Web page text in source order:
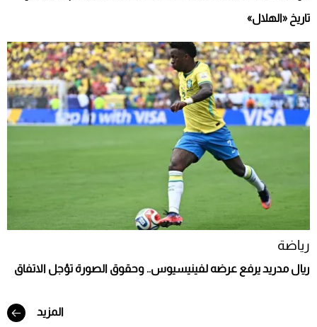
تاريخ «الهلال»
رياضة
ريال مدريد يرفع عرضه لفينيسيوس.. وحقوق الصورة تؤجل الاتفاق
المزيد